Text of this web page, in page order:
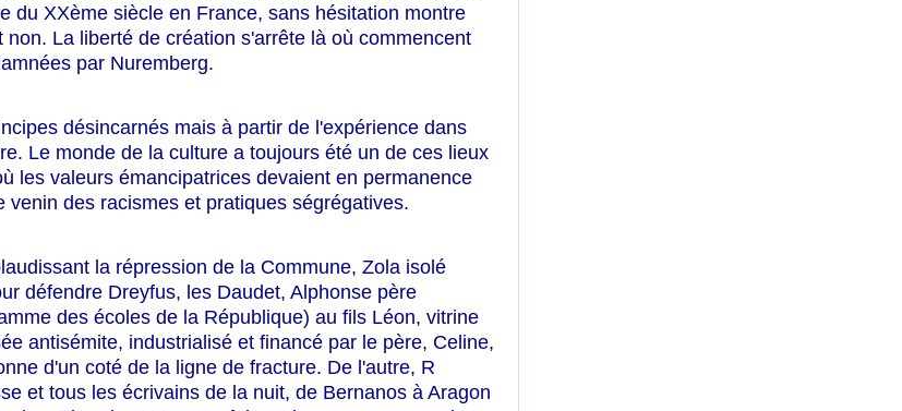
du XXème siècle en France, sans hésitation montre
non. La liberté de création s'arrête là où commencent
par Nuremberg.
désincarnés mais à partir de l'expérience dans
Le monde de la culture a toujours été un de ces lieux
les valeurs émancipatrices devaient en permanence
venin des racismes et pratiques ségrégatives.
la répression de la Commune, Zola isolé
défendre Dreyfus, les Daudet, Alphonse père
des écoles de la République) au fils Léon, vitrine
antisémite, industrialisé et financé par le père, Celine,
d'un coté de la ligne de fracture. De l'autre, R
et tous les écrivains de la nuit, de Bernanos à Aragon